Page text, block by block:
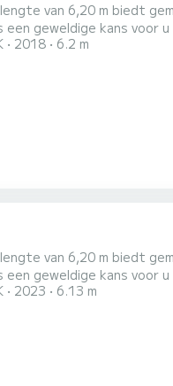
van 6,20 m biedt
kans voor u om Kroatië te
korte tijd uw favoriete
kunt genieten en
2018 6.2 m
van 6,20 m biedt
kans voor u om Kroatië te
korte tijd uw favoriete
kunt genieten en
2023 6.13 m